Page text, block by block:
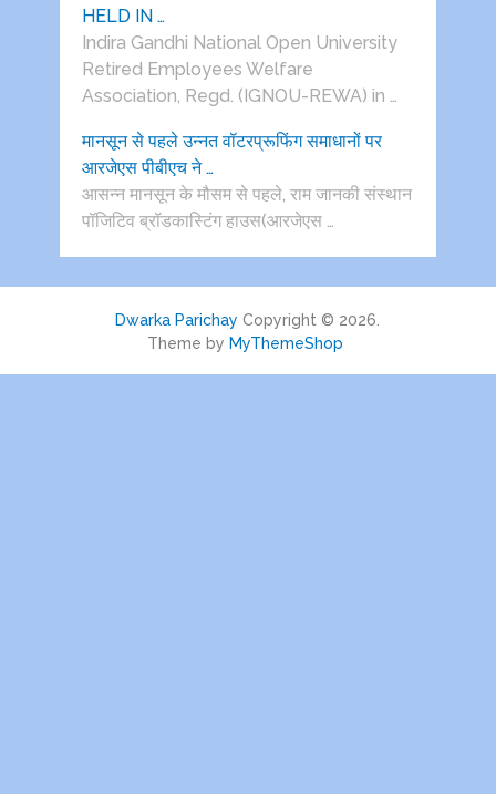
HELD IN …
Indira Gandhi National Open University
Retired Employees Welfare
Association, Regd. (IGNOU-REWA) in …
मानसून से पहले उन्नत वॉटरप्रूफिंग समाधानों पर
आरजेएस पीबीएच ने …
आसन्न मानसून के मौसम से पहले, राम जानकी संस्थान
पॉजिटिव ब्रॉडकास्टिंग हाउस(आरजेएस …
Dwarka Parichay Copyright © 2026.
Theme by MyThemeShop